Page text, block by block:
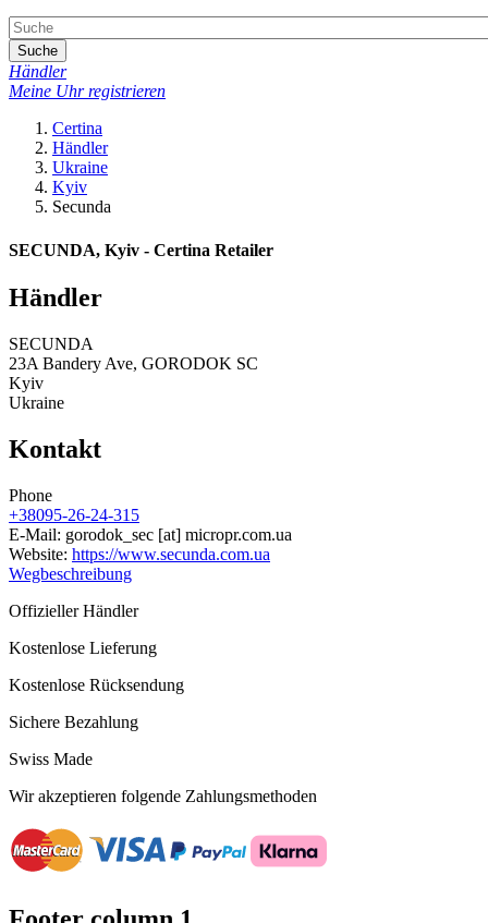
Suche
Händler
Meine Uhr registrieren
Certina
Händler
Ukraine
Kyiv
Secunda
SECUNDA, Kyiv - Certina Retailer
Händler
SECUNDA
23A Bandery Ave, GORODOK SC
Kyiv
Ukraine
Kontakt
Phone
+38095-26-24-315
E-Mail: gorodok_sec [at] micropr.com.ua
Website: https://www.secunda.com.ua
Wegbeschreibung
Offizieller Händler
Kostenlose Lieferung
Kostenlose Rücksendung
Sichere Bezahlung
Swiss Made
Wir akzeptieren folgende Zahlungsmethoden